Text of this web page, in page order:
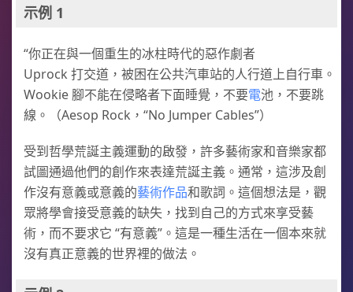
示例 1
“你正在與一個重生的冰柱時代的惡作劇者
Uprock 打交道，被困在公共汽車站的人行道上自行車。
Wookie 腳不能在侵略者下面睡覺，不要電池，不要跳
線。（Aesop Rock，“No Jumper Cables”）
受到哲學荒誕主義運動的啟發，許多藝術家和音樂家都
試圖通過他們的創作來表達荒誕主義。通常，這涉及創
作沒有意義或意義的藝術作品和歌詞。這個想法是，觀
眾將學會接受意義的缺失，找到自己的方式來享受藝
術，而不要求它 “有意義”。這是一種生活在一個本來就
沒有真正意義的世界裡的做法。